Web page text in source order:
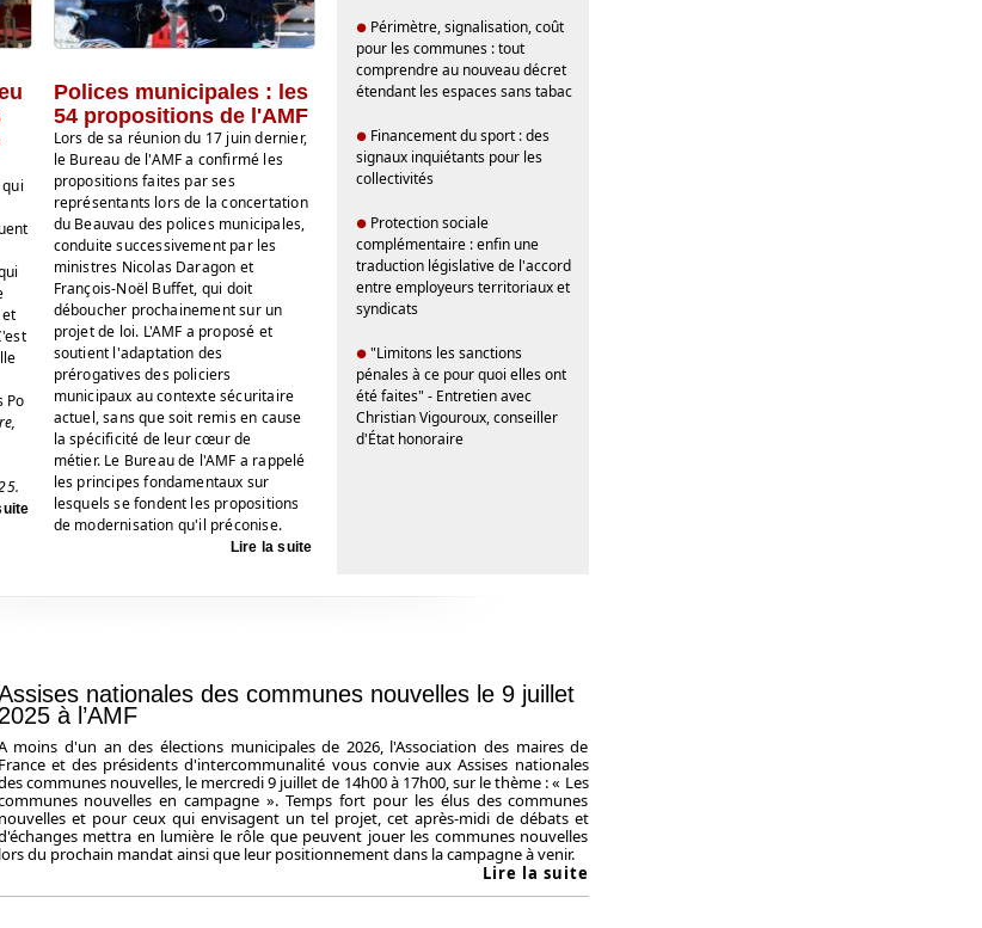
Po
Polices municipales : les
54 propositions de l'AMF
Lors de sa réunion du 17 juin dernier,
le Bureau de l'AMF a confirmé les
propositions faites par ses
représentants lors de la concertation
du Beauvau des polices municipales,
conduite successivement par les
ministres Nicolas Daragon et
François-Noël Buffet, qui doit
déboucher prochainement sur un
projet de loi. L'AMF a proposé et
soutient l'adaptation des
prérogatives des policiers
municipaux au contexte sécuritaire
actuel, sans que soit remis en cause
la spécificité de leur cœur de
métier. Le Bureau de l'AMF a rappelé
les principes fondamentaux sur
lesquels se fondent les propositions
de modernisation qu'il préconise.
Lire la suite
● Périmètre, signalisation, coût
pour les communes : tout
comprendre au nouveau décret
étendant les espaces sans tabac
● Financement du sport : des
signaux inquiétants pour les
collectivités
● Protection sociale
complémentaire : enfin une
traduction législative de l'accord
entre employeurs territoriaux et
syndicats
● "Limitons les sanctions
pénales à ce pour quoi elles ont
été faites" - Entretien avec
Christian Vigouroux, conseiller
d'État honoraire
nationales des communes nouvelles le 9 juillet
2025 à l’AMF
moins d'un an des élections municipales de 2026, l'Association des maires de
France et des présidents d'intercommunalité vous convie aux Assises nationales
communes nouvelles, le mercredi 9 juillet de 14h00 à 17h00, sur le thème : « Les
nouvelles en campagne ». Temps fort pour les élus des communes
nouvelles et pour ceux qui envisagent un tel projet, cet après-midi de débats et
mettra en lumière le rôle que peuvent jouer les communes nouvelles
lors du prochain mandat ainsi que leur positionnement dans la campagne à venir.
Lire la suite